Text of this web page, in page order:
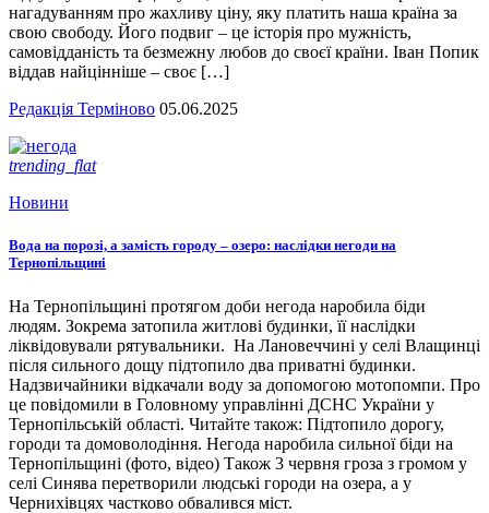
нагадуванням про жахливу ціну, яку платить наша країна за
свою свободу. Його подвиг – це історія про мужність,
самовідданість та безмежну любов до своєї країни. Іван Попик
віддав найцінніше – своє […]
Редакція Терміново 05.06.2025
trending_flat
Новини
Вода на порозі, а замість городу – озеро: наслідки негоди на
Тернопільщині
На Тернопільщині протягом доби негода наробила біди
людям. Зокрема затопила житлові будинки, її наслідки
ліквідовували рятувальники. На Лановеччині у селі Влащинці
після сильного дощу підтопило два приватні будинки.
Надзвичайники відкачали воду за допомогою мотопомпи. Про
це повідомили в Головному управлінні ДСНС України у
Тернопільській області. Читайте також: Підтопило дорогу,
городи та домоволодіння. Негода наробила сильної біди на
Тернопільщині (фото, відео) Також 3 червня гроза з громом у
селі Синява перетворили людські городи на озера, а у
Чернихівцях частково обвалився міст.